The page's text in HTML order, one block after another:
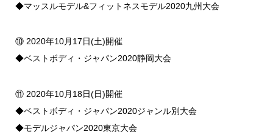
◆マッスルモデル&フィットネスモデル2020九州大会
⑩ 2020年10月17日(土)開催
◆ベストボディ・ジャパン2020静岡大会
⑪ 2020年10月18日(日)開催
◆ベストボディ・ジャパン2020ジャンル別大会
◆モデルジャパン2020東京大会